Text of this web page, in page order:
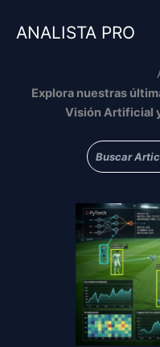
ANALISTA PRO
Explora nuestras
Visión Artificial